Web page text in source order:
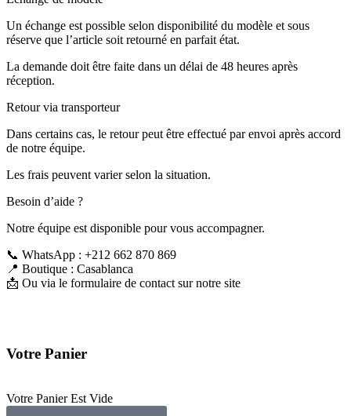
Un échange est possible selon disponibilité du modèle et sous
réserve que l’article soit retourné en parfait état.
La demande doit être faite dans un délai de 48 heures après
réception.
Retour via transporteur
Dans certains cas, le retour peut être effectué par envoi après accord
de notre équipe.
Les frais peuvent varier selon la situation.
Besoin d’aide ?
Notre équipe est disponible pour vous accompagner.
📞 WhatsApp : +212 662 870 869
📍 Boutique : Casablanca
📩 Ou via le formulaire de contact sur notre site
Votre Panier
Votre Panier Est Vide